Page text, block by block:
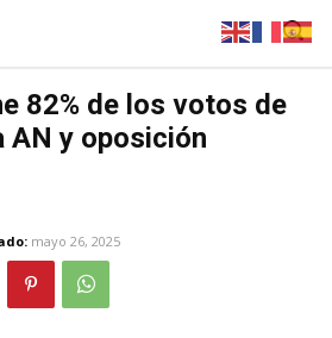
82% de los votos de
AN y oposición
mayo 26, 2025